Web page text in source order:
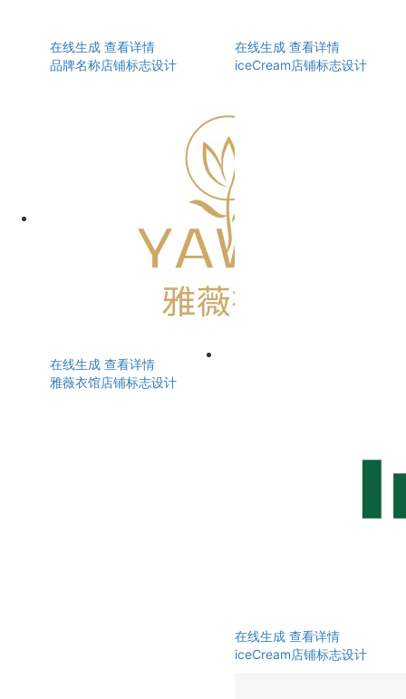
在线生成 查看详情
品牌名称店铺标志设计
在线生成 查看详情
iceCream店铺标志设计
在线生成 查看详情
雅薇衣馆店铺标志设计
在线生成 查看详情
iceCream店铺标志设计